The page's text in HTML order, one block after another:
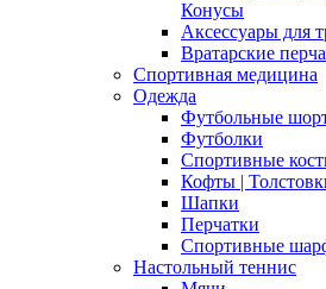
Конусы
Аксессуары для
Вратарские
Спортивная медицина
Одежда
Футбольные
Футболки
Спортивные
Кофты |
Шапки
Перчатки
Спортивные
Настольный теннис